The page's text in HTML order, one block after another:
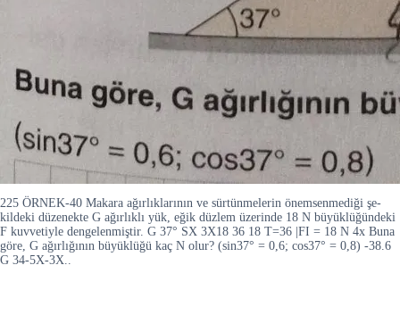
225 ÖRNEK-40 Makara ağırlıklarının ve sürtünmelerin önemsenmediği şe-
kildeki düzenekte G ağırlıklı yük, eğik düzlem üzerinde 18 N büyüklüğündeki
F kuvvetiyle dengelenmiştir. G 37° SX 3X18 36 18 T=36 |FI = 18 N 4x Buna
göre, G ağırlığının büyüklüğü kaç N olur? (sin37° = 0,6; cos37° = 0,8) -38.6
G 34-5X-3X..